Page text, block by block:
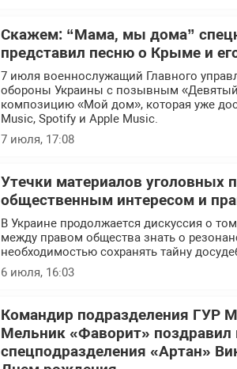
Скажем: “Мама, мы дома”
представил песню о Крыме и
7 июля военнослужащий Главного
обороны Украины с позывным
композицию «Мой дом», которая уже
Music, Spotify и Apple Music.
7 июля, 17:08
Утечки материалов уголовных
общественным интересом и
В Украине продолжается дискуссия о
между правом общества знать о
необходимостью сохранять тайну
6 июля, 16:03
Командир подразделения ГУР
Мельник «Фаворит» поздравил
спецподразделения «Артан»